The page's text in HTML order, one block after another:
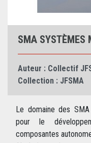
SMA SYSTÈMES
Auteur : Collectif
Collection : JFSMA
Le domaine des
pour le
composantes